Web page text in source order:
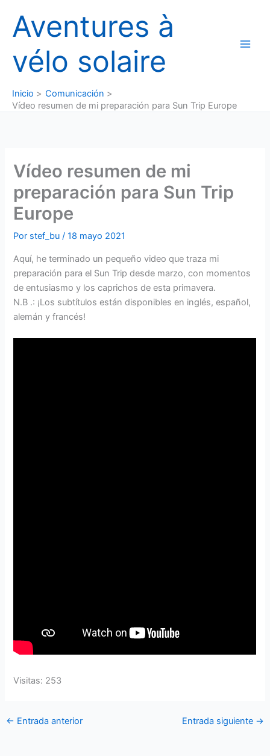
contenido
Aventures à
vélo solaire
Inicio
Comunicación
Vídeo resumen de mi preparación para Sun Trip Europe
Vídeo resumen de mi
preparación para Sun Trip
Europe
Por stef_bu/18 mayo 2021
Aquí, he terminado un pequeño video que traza mi
preparación para el Sun Trip desde marzo, con momentos
de entusiasmo y los caprichos de esta primavera.
N.B .: ¡Los subtítulos están disponibles en inglés, español,
alemán y francés!
Visitas: 253
← Entrada anterior Entrada siguiente →